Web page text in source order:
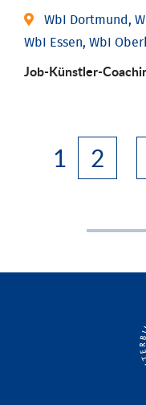
WbI Dortmund,
WbI Essen, WbI
Job-Künstler-
1 2